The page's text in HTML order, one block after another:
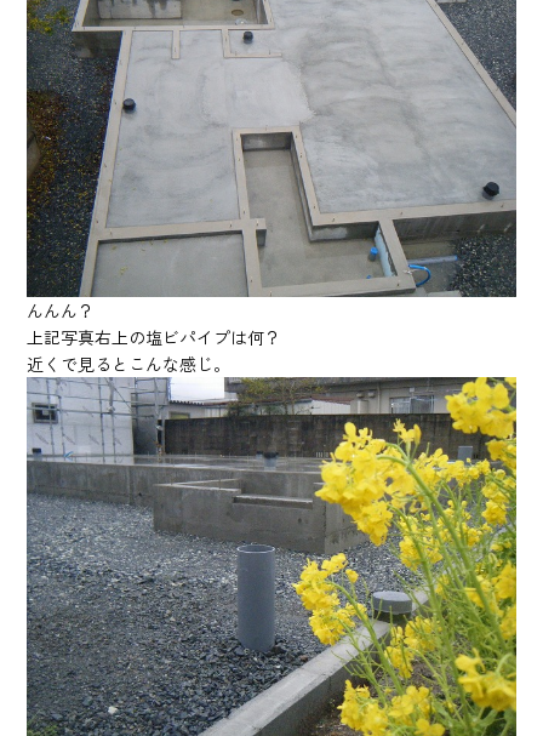
んんん？
上記写真右上の塩ビパイプは何？
近くで見るとこんな感じ。